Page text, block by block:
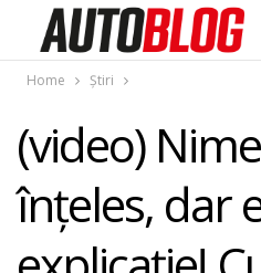
Home Știri
(video)
înțeles, dar